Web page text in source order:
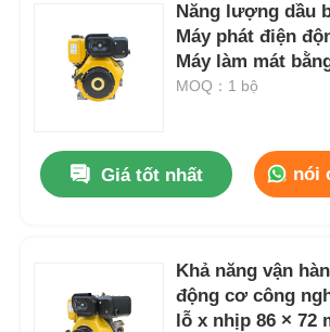
Năng lượng dầu
Máy phát điện
Máy làm mát
MOQ：1 bộ
Giá tốt nhất nói
Khả năng vận
động cơ công
lỗ x nhịp 86 × 72